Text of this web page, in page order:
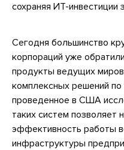
сохраняя ИТ-инвестиции
Сегодня большинство
корпораций уже
продукты ведущих
комплексных решений
проведенное в США
таких систем позволяет
эффективность работы
инфраструктуры